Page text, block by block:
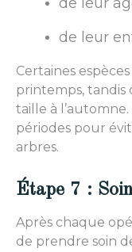
de leur
Certaines
printemps, tandis
taille à
périodes pour
arbres.
Étape 7 :
Après chaque
de prendre soin